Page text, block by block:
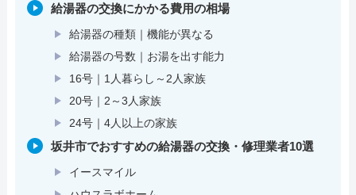
給湯器の交換にかかる費用の相場
給湯器の種類｜機能が異なる
給湯器の号数｜お湯を出す能力
16号｜1人暮らし～2人家族
20号｜2～3人家族
24号｜4人以上の家族
坂井市でおすすめの給湯器の交換・修理業者10選
イースマイル